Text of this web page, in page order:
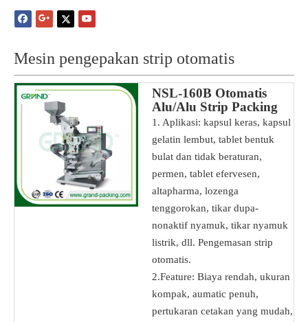
Mesin pengepakan strip otomatis
NSL-160B Otomatis
Alu/Alu Strip Packing
Machine untuk
tablet/kapsul/pil
1. Aplikasi: kapsul keras, kapsul
gelatin lembut, tablet bentuk
bulat dan tidak beraturan,
permen, tablet efervesen,
altapharma, lozenga
tenggorokan, tikar dupa-
nonaktif nyamuk, tikar nyamuk
listrik, dll. Pengemasan strip
otomatis.
2.Feature: Biaya rendah, ukuran
kompak, aumatic penuh,
pertukaran cetakan yang mudah,